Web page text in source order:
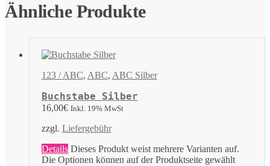
Ähnliche Produkte
123 / ABC, ABC, ABC Silber
Buchstabe Silber
16,00€ Inkl. 19% MwSt
zzgl. Liefergebühr
Details Dieses Produkt weist mehrere Varianten auf.
Die Optionen können auf der Produktseite gewählt